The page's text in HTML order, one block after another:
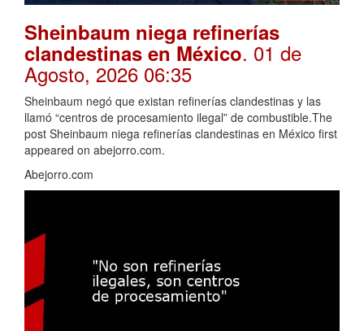
Sheinbaum niega refinerías
clandestinas en México. 01 de
Agosto, 2026 06:35
Sheinbaum negó que existan refinerías clandestinas y las
llamó “centros de procesamiento ilegal” de combustible.The
post Sheinbaum niega refinerías clandestinas en México first
appeared on abejorro.com.
Abejorro.com